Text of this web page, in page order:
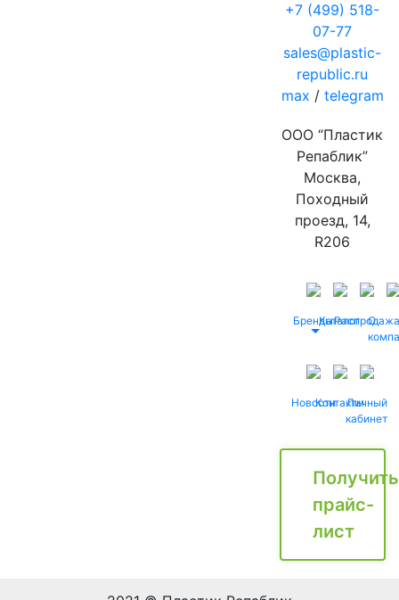
+7 (499) 518-
07-77
sales@plastic-
republic.ru
max / telegram
ООО “Пластик
Репаблик”
Москва,
Походный
проезд, 14,
R206
БрендыКаталог
Распродажа
О
НовостиКонтактыЛичный
кабинет
Получить
прайс-
лист